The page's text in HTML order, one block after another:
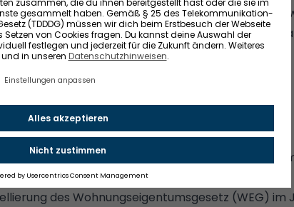
seit der WEG-Reform auch per E-Mail versandt
Die Ladung muss eine Tagesordnung
auf der Eigentümerversammlung?
eingeladen. Eine
Ihr könnt also selbst entscheiden, ob ihr
des Wohnungseigentumsgesetz (WEG) im